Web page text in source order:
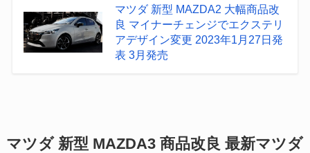
マツダ 新型 MAZDA2 大幅商品改
良 マイナーチェンジでエクステリ
アデザイン変更 2023年1月27日発
表 3月発売
マツダ 新型 MAZDA3 商品改良 最新マツダ